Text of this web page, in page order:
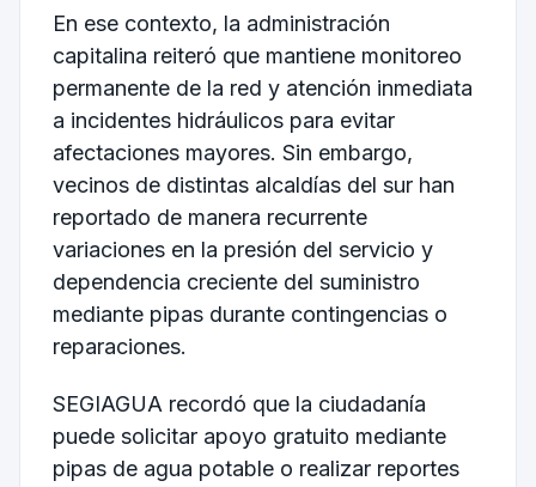
En ese contexto, la administración
capitalina reiteró que mantiene monitoreo
permanente de la red y atención inmediata
a incidentes hidráulicos para evitar
afectaciones mayores. Sin embargo,
vecinos de distintas alcaldías del sur han
reportado de manera recurrente
variaciones en la presión del servicio y
dependencia creciente del suministro
mediante pipas durante contingencias o
reparaciones.
SEGIAGUA recordó que la ciudadanía
puede solicitar apoyo gratuito mediante
pipas de agua potable o realizar reportes